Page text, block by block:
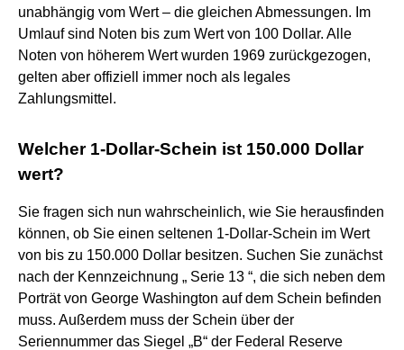
unabhängig vom Wert – die gleichen Abmessungen. Im
Umlauf sind Noten bis zum Wert von 100 Dollar. Alle
Noten von höherem Wert wurden 1969 zurückgezogen,
gelten aber offiziell immer noch als legales
Zahlungsmittel.
Welcher 1-Dollar-Schein ist 150.000 Dollar
wert?
Sie fragen sich nun wahrscheinlich, wie Sie herausfinden
können, ob Sie einen seltenen 1-Dollar-Schein im Wert
von bis zu 150.000 Dollar besitzen. Suchen Sie zunächst
nach der Kennzeichnung „ Serie 13 “, die sich neben dem
Porträt von George Washington auf dem Schein befinden
muss. Außerdem muss der Schein über der
Seriennummer das Siegel „B“ der Federal Reserve